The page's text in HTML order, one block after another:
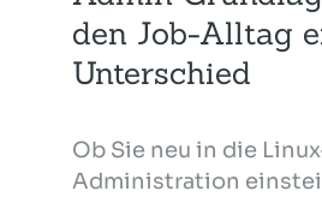
den Job-Alltag
Unterschied
Ob Sie neu in die
Administration